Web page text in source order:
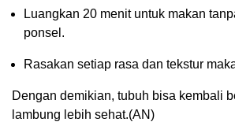
Luangkan 20 menit untuk makan
ponsel.
Rasakan setiap rasa dan tekstur
Dengan demikian, tubuh bisa kembali
lambung lebih sehat.(AN)